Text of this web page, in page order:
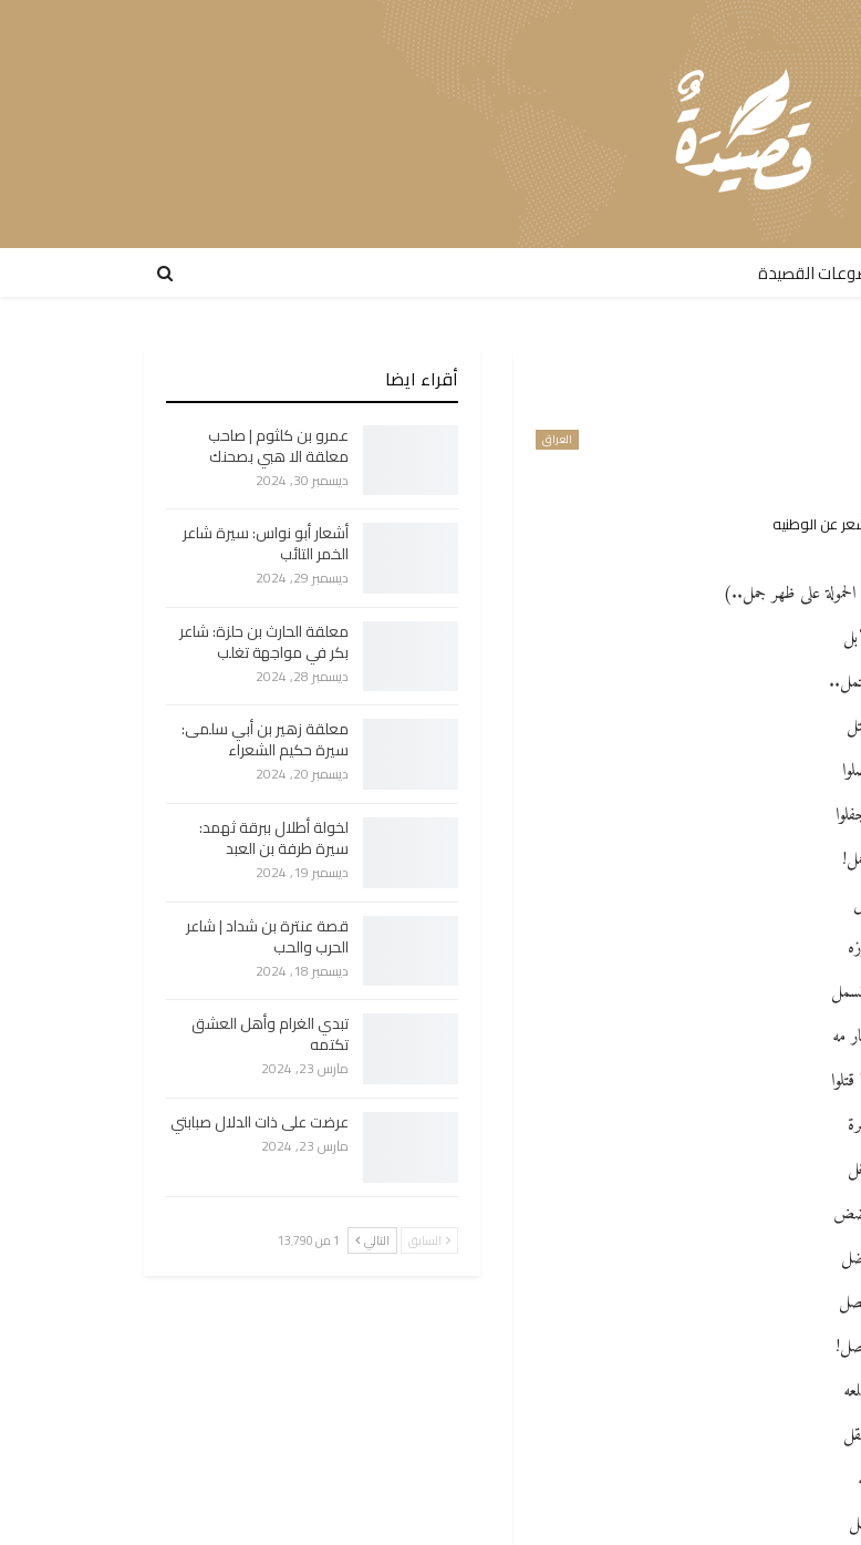
القصيدة​
العراق
عن الوطنيه
على ظهر جمل..)
مه
أقراء ايضا
عمرو بن كلثوم | صاحب
معلقة الا هبي بصحنك
ديسمبر 30, 2024
أشعار أبو نواس: سيرة شاعر
الخمر التائب
ديسمبر 29, 2024
معلقة الحارث بن حلزة: شاعر
بكر في مواجهة تغلب
ديسمبر 28, 2024
معلقة زهير بن أبي سلمى:
سيرة حكيم الشعراء
ديسمبر 20, 2024
لخولة أطلال ببرقة ثهمد:
سيرة طرفة بن العبد
ديسمبر 19, 2024
قصة عنترة بن شداد | شاعر
الحرب والحب
ديسمبر 18, 2024
تبدي الغرام وأهل العشق
تكتمه
مارس 23, 2024
عرضت على ذات الدلال صبابتي
مارس 23, 2024
السابق التالي 1 من 13٬790